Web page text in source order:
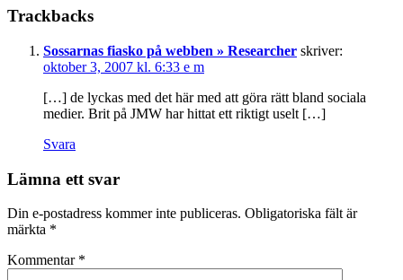
Trackbacks
Sossarnas fiasko på webben » Researcher skriver:
oktober 3, 2007 kl. 6:33 e m
[…] de lyckas med det här med att göra rätt bland sociala
medier. Brit på JMW har hittat ett riktigt uselt […]
Svara
Lämna ett svar
Din e-postadress kommer inte publiceras. Obligatoriska fält är
märkta *
Kommentar *